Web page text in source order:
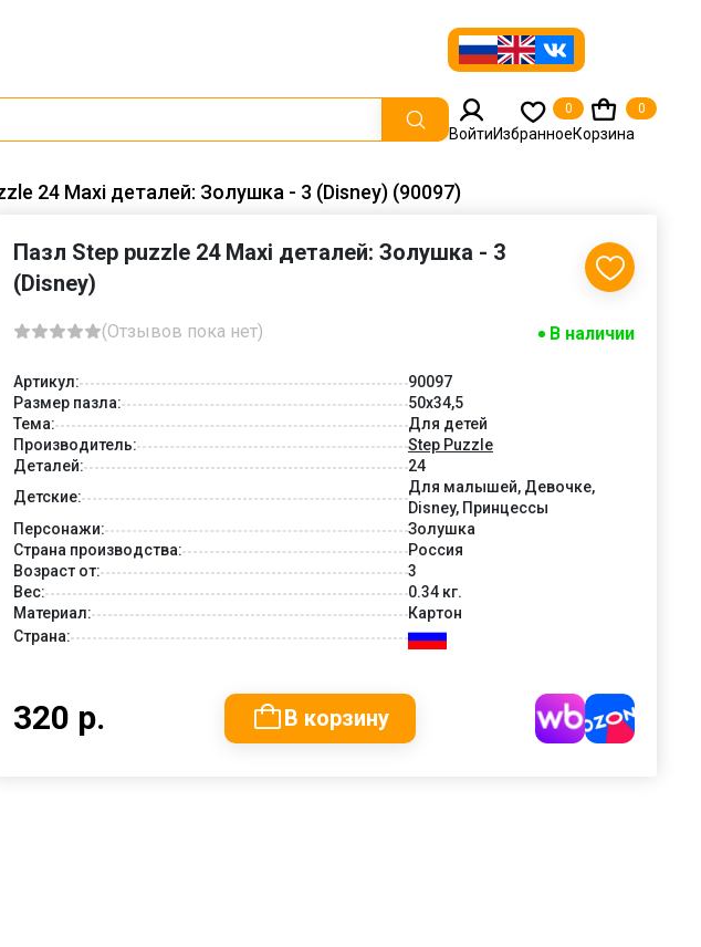
ВойтиИзбранное
0
Корзина
0
24 Maxi деталей: Золушка - 3 (Disney) (90097)
Пазл Step puzzle 24 Maxi деталей: Золушка - 3
(Disney)
(Отзывов пока нет) В наличии
Артикул:
90097
Размер пазла:
50x34,5
Тема:
Для детей
Производитель:
Step Puzzle
Деталей:
24
Детские:
Для малышей, Девочке,
Disney, Принцессы
Персонажи:
Золушка
Страна производства:
Россия
Возраст от:
3
Вес:
0.34 кг.
Материал:
Картон
Страна:
320 р. В корзину